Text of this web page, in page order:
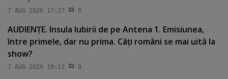
7 AUG 2026 17:27 0
AUDIENŢE. Insula Iubirii de pe Antena 1. Emisiunea,
între primele, dar nu prima. Câţi români se mai uită la
show?
7 AUG 2026 19:13 0